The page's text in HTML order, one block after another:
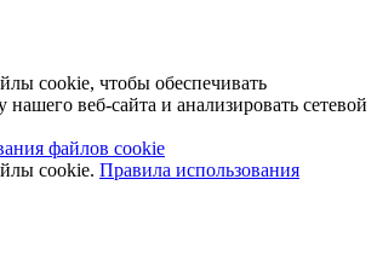
cookie, чтобы обеспечивать
веб-сайта и анализировать сетевой
файлов cookie
cookie. Правила использования